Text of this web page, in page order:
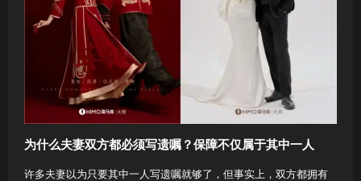
为什么夫妻双方都必须写遗嘱？保障不仅属于其中一人
许多夫妻以为只要其中一人写遗嘱就够了，但事实上，双方都拥有